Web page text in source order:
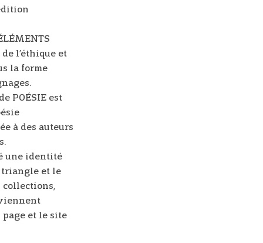
l’éthique et
la forme
POÉSIE est
à des auteurs
une identité
triangle et le
et le site